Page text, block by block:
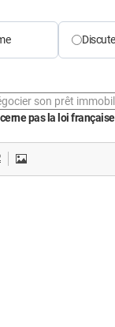
pas la loi